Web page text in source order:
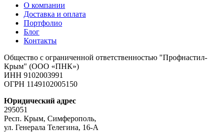
О компании
Доставка и оплата
Портфолио
Блог
Контакты
Общество с ограниченной ответственностью "Профнастил-
Крым" (ООО «ПНК»)
ИНН 9102003991
ОГРН 1149102005150
Юридический адрес
295051
Респ. Крым, Симферополь,
ул. Генерала Телегина, 16-А